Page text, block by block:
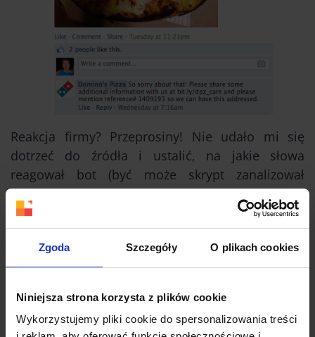
Zgoda Szczegóły O plikach cookies
Niniejsza strona korzysta z plików cookie
Wykorzystujemy pliki cookie do spersonalizowania treści
Reakcja firmy? Przeprosiny! Nie udało mi się
dotrzeć do źródła i ustalić, na jakie słowa
reagował bot (być może skrypt zanalizował
fotografię, bo trzeba przyznać, że przysmak
wygląda raczej przeciętnie…). Tym niemniej,
sytuacja wyglądała kuriozalnie i obnażyła
mechanizmy obsługujące działania Domino’s w
social media. Co ciekawe, doprowadziło to nawet
tłumaczyć się, iż doszło do pomyłki ich
pracownika, a wiadomość nie była automatyczna